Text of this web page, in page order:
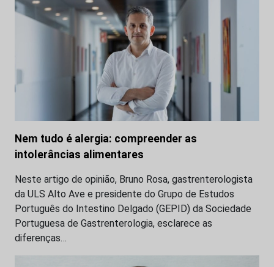
Nem tudo é alergia: compreender as
intolerâncias alimentares
Neste artigo de opinião, Bruno Rosa, gastrenterologista
da ULS Alto Ave e presidente do Grupo de Estudos
Português do Intestino Delgado (GEPID) da Sociedade
Portuguesa de Gastrenterologia, esclarece as
diferenças…